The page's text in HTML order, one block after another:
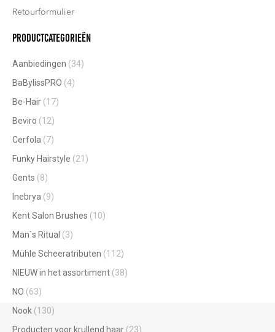
Retourformulier
Productcategorieën
Aanbiedingen (34)
BaBylissPRO (4)
Be-Hair (17)
Beviro (12)
Cerfola (7)
Funky Hairstyle (21)
Gents (8)
Inebrya (9)
Kent Salon Brushes (10)
Man`s Ritual (3)
Mühle Scheeratributen (112)
NIEUW in het assortiment (38)
NO (63)
Nook (130)
Producten voor krullend haar (23)